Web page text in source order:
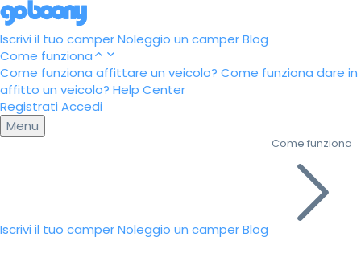
Iscrivi il tuo camperNoleggio un camperBlog
Come funziona
Come funziona affittare un veicolo? Come funziona dare in
affitto un veicolo? Help Center
Registrati Accedi
Menu
Iscrivi il tuo camperNoleggio un camperBlog
Come funziona